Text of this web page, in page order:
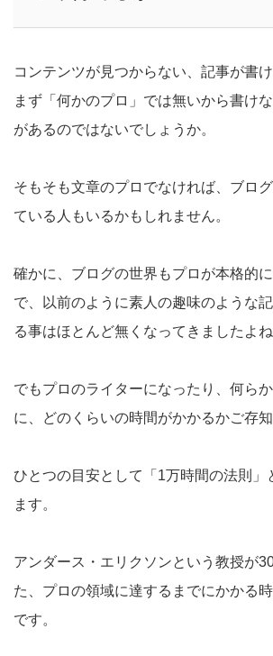
コンテンツが見つからない、記事が書
まず「何かのプロ」では無いから書け
があるのではないでしょうか。
そもそも文章のプロでなければ、ブロ
ている人もいるかもしれません。
確かに、ブログの世界もプロが本格的
で、以前のように素人の趣味のような
る事はほとんど無くなってきましたよね
でもプロのライターになったり、何ら
に、どのくらいの時間がかかるかご存
ひとつの目安として「1万時間の法則」
ます。
アンダース・エリクソンという教授が
た、プロの領域に達するまでにかかる
です。